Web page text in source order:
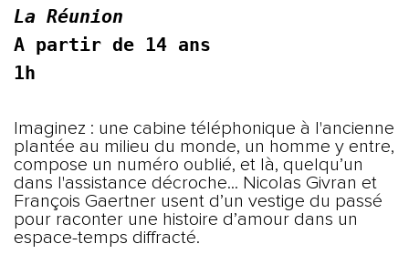
La Réunion
A partir de 14 ans
1h
Imaginez : une cabine téléphonique à l'ancienne
plantée au milieu du monde, un homme y entre,
compose un numéro oublié, et là, quelqu’un
dans l'assistance décroche... Nicolas Givran et
François Gaertner usent d’un vestige du passé
pour raconter une histoire d’amour dans un
espace-temps diffracté.